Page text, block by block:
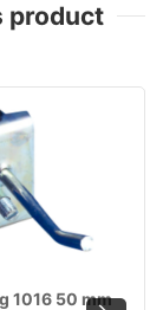
product
1016 50 mm